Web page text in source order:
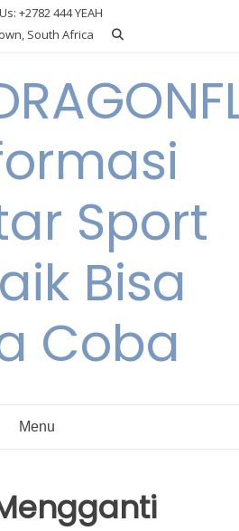
+2782 444 YEAH
South Africa
Sport
Bisa
Coba
Menu